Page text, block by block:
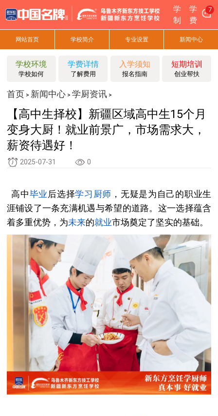
学
制
学
费
7
网站首页 学校简介 专业设置 新闻中心
学校环境
学校如何
学费详情
了解费用
入学须知
报名指南
短期培训
创业帮扶
首页 > 新闻中心> 学厨资讯>
【高中生择校】新疆区域高中生15个月
变身大厨！就业前景广，市场需求大，
薪资待遇好！
2025-07-31 0
高中毕业后选择学习厨师 ，无疑是为自己的职业生
涯铺设了一条充满机遇与希望的道路。这一选择蕴含
着多重优势，为未来的就业市场奠定了坚实的基础。